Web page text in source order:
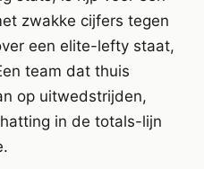
zwakke cijfers tegen
een elite-lefty staat,
team dat thuis
op uitwedstrijden,
in de totals-lijn